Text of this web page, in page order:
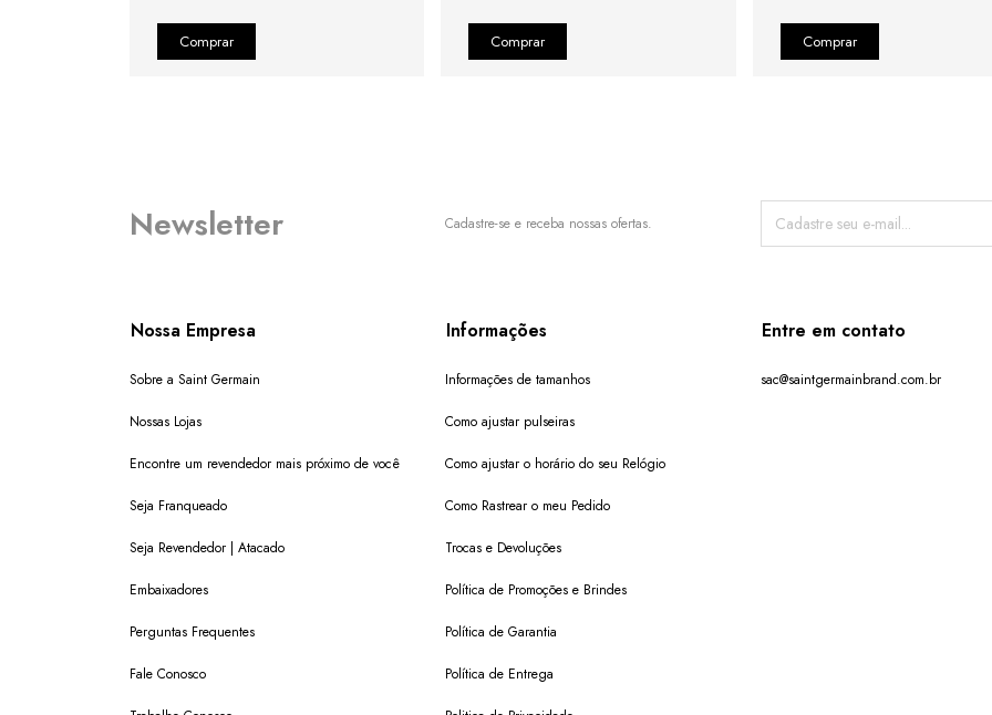
Newsletter Cadastre-se e receba nossas ofertas.
Nossa Empresa
Sobre a Saint Germain
Nossas Lojas
Encontre um revendedor mais próximo de você
Seja Franqueado
Seja Revendedor | Atacado
Embaixadores
Perguntas Frequentes
Fale Conosco
Informações
Informações de tamanhos
Como ajustar pulseiras
Como ajustar o horário do seu Relógio
Como Rastrear o meu Pedido
Trocas e Devoluções
Política de Promoções e Brindes
Política de Garantia
Política de Entrega
Entre em contato
sac@saintgermainbrand.com.br